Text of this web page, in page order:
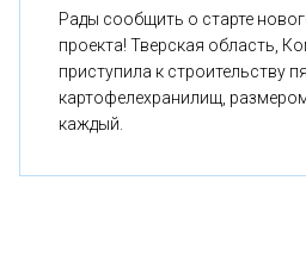
Рады сообщить о старте
проекта! Тверская область,
приступила к строительству
картофелехранилищ,
каждый.